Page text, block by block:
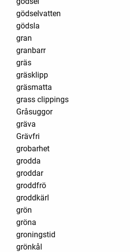
gödselvatten
gödsla
gran
granbarr
gräs
gräsklipp
gräsmatta
grass clippings
Gråsuggor
gräva
Grävfri
grobarhet
grodda
groddar
groddfrö
groddkärl
grön
gröna
groningstid
grönkål